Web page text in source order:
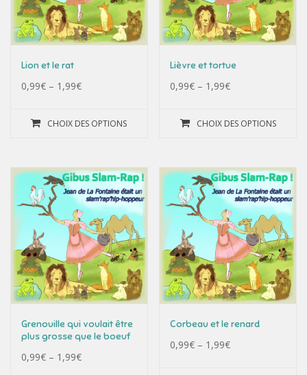
Lion et le rat
0,99€ – 1,99€
CHOIX DES OPTIONS
Lièvre et tortue
0,99€ – 1,99€
CHOIX DES OPTIONS
Grenouille qui voulait être
plus grosse que le boeuf
0,99€ – 1,99€
Corbeau et le renard
0,99€ – 1,99€